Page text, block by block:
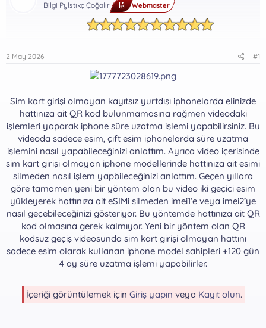
Bilgi Pylştıkç Çoğalır Webmaster
2 May 2026 #1
Sim kart girişi olmayan kayıtsız yurtdışı iphonelarda elinizde
hattınıza ait QR kod bulunmamasına rağmen videodaki
işlemleri yaparak iphone süre uzatma işlemi yapabilirsiniz. Bu
videoda sadece esim, çift esim iphonelarda süre uzatma
işlemini nasıl yapabileceğinizi anlattım. Ayrıca video içerisinde
sim kart girişi olmayan iphone modellerinde hattınıza ait esimi
silmeden nasıl işlem yapbileceğinizi anlattım. Geçen yıllara
göre tamamen yeni bir yöntem olan bu video iki geçici esim
yükleyerek hattınıza ait eSIMi silmeden imei1’e veya imei2’ye
nasıl geçebileceğinizi gösteriyor. Bu yöntemde hattınıza ait QR
kod olmasına gerek kalmıyor. Yeni bir yöntem olan QR
kodsuz geçiş videosunda sim kart girişi olmayan hattını
sadece esim olarak kullanan iphone model sahipleri +120 gün
4 ay süre uzatma işlemi yapabilirler.
İçeriği görüntülemek için Giriş yapın veya Kayıt olun.